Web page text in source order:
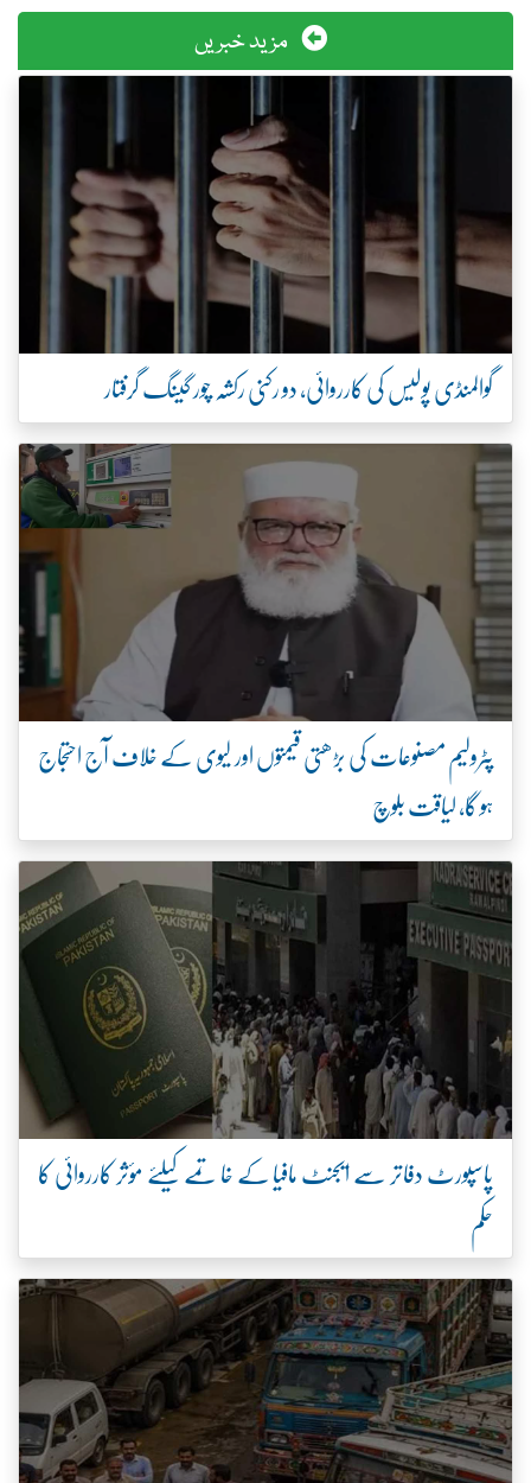
مزید خبریں
گوالمنڈی پولیس کی کارروائی، دو رکنی رکشہ چور گینگ گرفتار
پٹرولیم مصنوعات کی بڑھتی قیمتوں اور لیوی کے خلاف آج احتجاج
ہو گا، لیاقت بلوچ
پاسپورٹ دفاتر سے ایجنٹ مافیا کے خاتمے کیلئے مؤثر کارروائی کا
حکم